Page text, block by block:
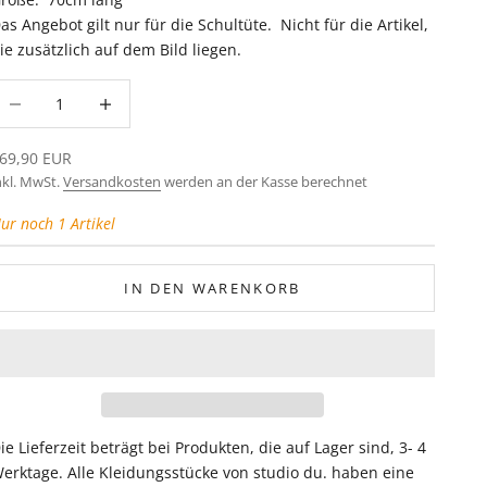
Angebot gilt nur für die Schultüte. Nicht für die Artikel,
zusätzlich auf dem Bild liegen.
EUR
MwSt.Versandkosten werden an der Kasse berechnet
noch 1 Artikel
IN DEN WARENKORB
Lieferzeit beträgt bei Produkten, die auf Lager sind, 3- 4
Alle Kleidungsstücke von studio du. haben eine